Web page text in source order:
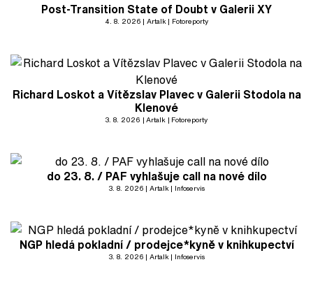
Post-Transition State of Doubt v Galerii XY
4. 8. 2026 Artalk Fotoreporty
Richard Loskot a Vítězslav Plavec v Galerii Stodola na
Klenové
3. 8. 2026 Artalk Fotoreporty
do 23. 8. / PAF vyhlašuje call na nové dílo
3. 8. 2026 Artalk Infoservis
NGP hledá pokladní / prodejce*kyně v knihkupectví
3. 8. 2026 Artalk Infoservis